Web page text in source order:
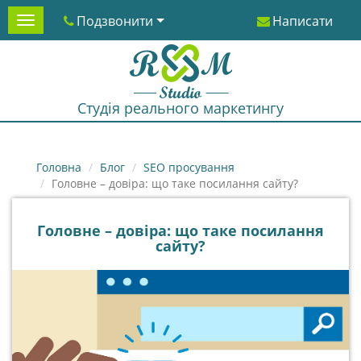
Menu Подзвонити Написати
Студія реального маркетингу
Головна Блог
SEO просування
Головне – довіра: що таке посилання сайту?
Головне – довіра: що таке посилання
сайту?